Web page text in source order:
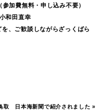
加費無料・申し込み不要）
和田直幸
、ご歓談しながらざっくばら
取 日本海新聞で紹介されました »